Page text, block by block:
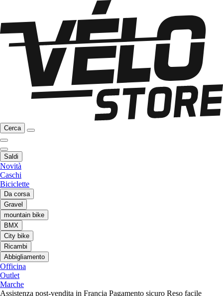
Cerca
Saldi
Novità
Caschi
Biciclette
Da corsa
Gravel
mountain bike
BMX
City bike
Ricambi
Abbigliamento
Officina
Outlet
Marche
Assistenza post-vendita in Francia Pagamento sicuro Reso facile